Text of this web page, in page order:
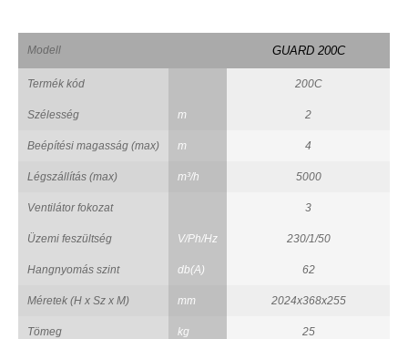
Modell GUARD 200C
Termék kód 200C
Szélesség m 2
Beépítési magasság (max) m 4
Légszállítás (max) m³/h 5000
Ventilátor fokozat 3
Üzemi feszültség V/Ph/Hz 230/1/50
Hangnyomás szint db(A) 62
Méretek (H x Sz x M) mm 2024x368x255
Tömeg kg 25